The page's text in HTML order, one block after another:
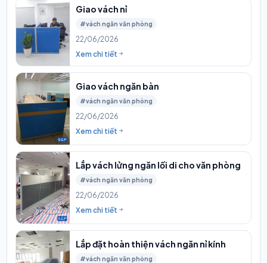
Giao vách nỉ
#vách ngăn văn phòng
22/06/2026
Xem chi tiết
Giao vách ngăn bàn
#vách ngăn văn phòng
22/06/2026
Xem chi tiết
Lắp vách lửng ngăn lối di cho văn phòng
#vách ngăn văn phòng
22/06/2026
Xem chi tiết
Lắp đặt hoàn thiện vách ngăn nỉ kính
#vách ngăn văn phòng